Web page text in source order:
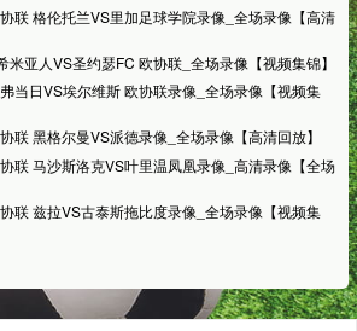
联 格伦托兰VS里加足球学院录像_全场录像【高清
亚人VS圣约瑟FC 欧协联_全场录像【视频集锦】
当日VS埃尔维斯 欧协联录像_全场录像【视频集
联 黑格尔曼VS派德录像_全场录像【高清回放】
联 马沙斯洛克VS叶里温凤凰录像_高清录像【全场
联 兹拉VS古泰斯拖比度录像_全场录像【视频集